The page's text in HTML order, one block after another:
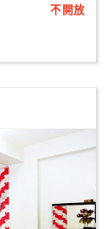
不開放